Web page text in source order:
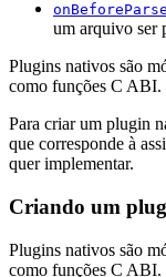
um arquivo ser
Plugins nativos são
como funções C ABI.
Para criar um plugin
que corresponde à
quer implementar.
Criando um
Plugins nativos são
como funções C ABI.